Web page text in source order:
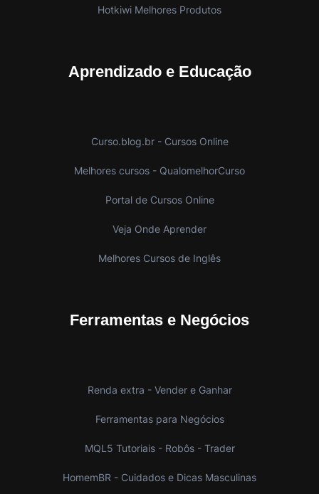
Hotkiwi Melhores Produtos
Aprendizado e Educação
Curso.blog.br - Cursos Online
Melhores cursos - QualomelhorCurso
Portal de Cursos Online
Veja Onde Aprender
Melhores Cursos de Inglês
Ferramentas e Negócios
Renda extra - Vender e Ganhar
Ferramentas para Negócios
MQL5 Tutoriais - Robôs - Trader
HomemBR - Cuidados e Dicas Masculinas